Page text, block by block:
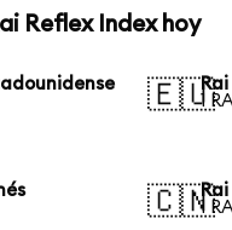
Reflex Index hoy
🇪🇺
1
🇨🇳
1